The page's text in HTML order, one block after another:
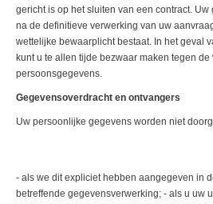
gericht is op het sluiten van een contract. Uw
na de definitieve verwerking van uw
wettelijke bewaarplicht bestaat. In het geval
kunt u te allen tijde bezwaar maken tegen
persoonsgegevens.
Gegevensoverdracht en ontvangers
Uw persoonlijke gegevens worden niet
- als we dit expliciet hebben aangegeven in
betreffende gegevensverwerking; - als u uw